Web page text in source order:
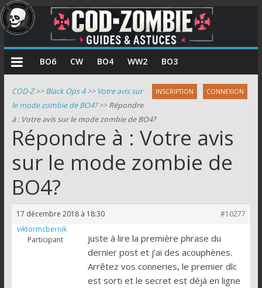
COD
Zombie
Guides
et
astuces
le
mode
zombie
de
Call
BO6 CW BO4 WW2 BO3
INSCRIPTION CONNEXION
COD-Z>>Black Ops 4>> Votre avis sur
le mode zombie de BO4?>>Répondre
à : Votre avis sur le mode zombie de BO4?
Répondre à : Votre avis
sur le mode zombie de
BO4?
17 décembre 2018 à 18:30
#10277
viktormcbernik
Participant
juste à lire la première phrase du
dernier post et j’ai des acouphènes.
Arrêtez vos conneries, le premier dlc
est sorti et le secret est déjà en ligne